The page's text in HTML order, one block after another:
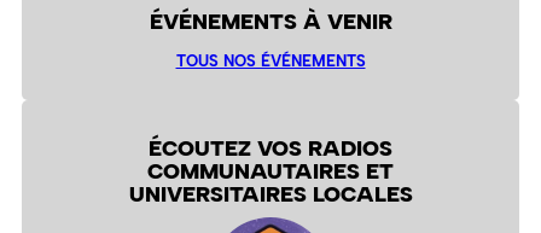
ÉVÉNEMENTS À VENIR
TOUS NOS ÉVÉNEMENTS
ÉCOUTEZ VOS RADIOS
COMMUNAUTAIRES ET
UNIVERSITAIRES LOCALES